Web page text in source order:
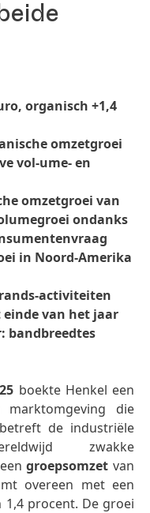
organisch +1,4
omzetgroei
vol-ume- en
omzetgroei van
ondanks
in Noord-Amerika
activiteiten
einde van het jaar
bandbreedtes
boekte Henkel een
die
de industriële
zwakke
groepsomzet van
overeen met een
procent. De groei